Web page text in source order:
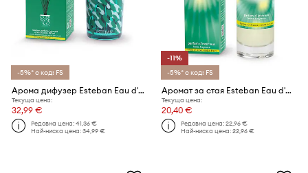
-5%* с код: FS
Арома дифузер Esteban Eau d'Amazonie 100 ml
Текуща цена:
32,99 €
Редовна цена:41,36 €
Най-ниска цена:34,99 €
-11%
-5%* с код: FS
Аромат за стая Esteban Eau d'Amazonie 75 ml
Текуща цена:
20,40 €
Редовна цена:22,96 €
Най-ниска цена:22,96 €